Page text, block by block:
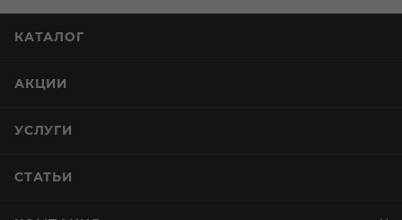
КАТАЛОГ
АКЦИИ
УСЛУГИ
СТАТЬИ